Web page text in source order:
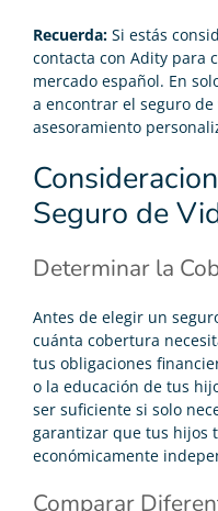
Recuerda: Si estás
contacta con Adity para
mercado español. En
a encontrar el seguro
asesoramiento
Seguro de
Determinar la
Antes de elegir un
cuánta cobertura
tus obligaciones
o la educación de tus
ser suficiente si solo
garantizar que tus hijos
económicamente
Comparar